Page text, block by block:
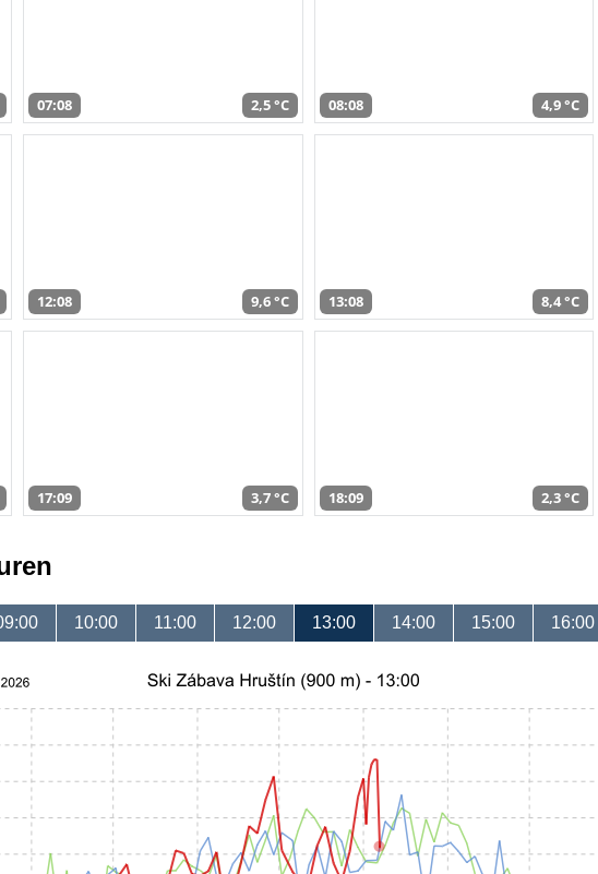
07:08 2,5 °C 08:08 4,9 °C
12:08 9,6 °C 13:08 8,4 °C
17:09 3,7 °C 18:09 2,3 °C
10:00 11:00 12:00 13:00 14:00 15:00 16:00